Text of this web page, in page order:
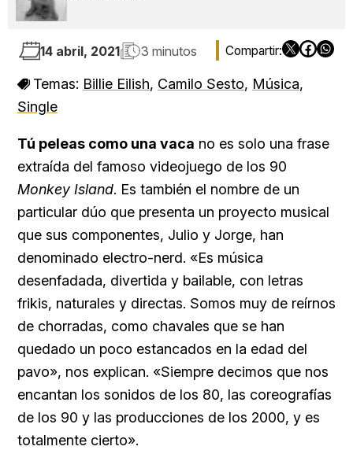
14 abril, 2021 3 minutos
Temas: Billie Eilish, Camilo Sesto, Música,
Single
Tú peleas como una vaca no es solo una frase
extraída del famoso videojuego de los 90
Monkey Island. Es también el nombre de un
particular dúo que presenta un proyecto musical
que sus componentes, Julio y Jorge, han
denominado electro-nerd. «Es música
desenfadada, divertida y bailable, con letras
frikis, naturales y directas. Somos muy de reírnos
de chorradas, como chavales que se han
quedado un poco estancados en la edad del
pavo», nos explican. «Siempre decimos que nos
encantan los sonidos de los 80, las coreografías
de los 90 y las producciones de los 2000, y es
totalmente cierto».